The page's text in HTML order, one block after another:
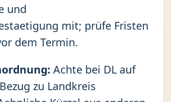
und
mit; prüfe Fristen
dem Termin.
Achte bei DL auf
zu Landkreis